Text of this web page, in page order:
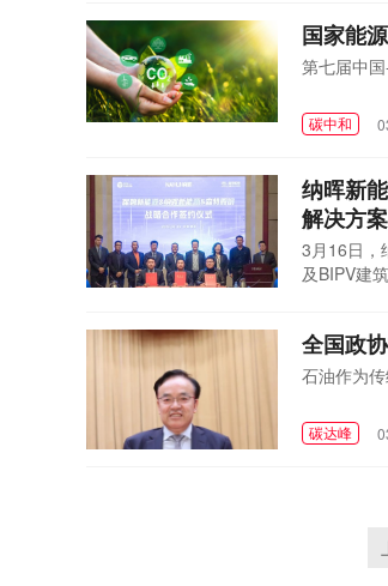
国家能
第七届中
碳中和
纳晖新
解决方案
3月16日，
及BIPV建
全国政
石油作为
碳达峰